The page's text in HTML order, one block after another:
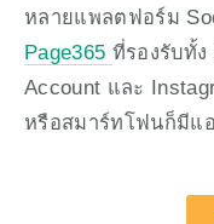
หลายแพลตฟอร์ม
Page365 ที่รองรับทั้ง
Account และ
หรือสมาร์ทโฟนก็มีแ